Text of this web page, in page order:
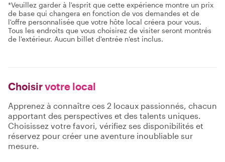
*Veuillez garder à l'esprit que cette expérience montre un prix
de base qui changera en fonction de vos demandes et de
l'offre personnalisée que votre hôte local créera pour vous.
Tous les endroits que vous choisirez de visiter seront montrés
de l'extérieur. Aucun billet d'entrée n'est inclus.
Choisirvotre local
Apprenez à connaître ces 2 locaux passionnés, chacun
apportant des perspectives et des talents uniques.
Choisissez votre favori, vérifiez ses disponibilités et
réservez pour créer une aventure inoubliable sur
mesure.